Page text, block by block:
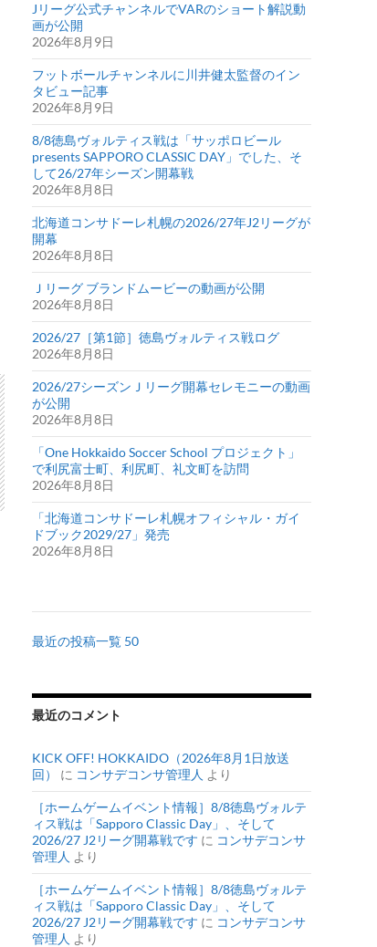
Jリーグ公式チャンネルでVARのショート解説動
画が公開
2026年8月9日
フットボールチャンネルに川井健太監督のイン
タビュー記事
2026年8月9日
8/8徳島ヴォルティス戦は「サッポロビール
presents SAPPORO CLASSIC DAY」でした、そ
して26/27年シーズン開幕戦
2026年8月8日
北海道コンサドーレ札幌の2026/27年J2リーグが
開幕
2026年8月8日
Ｊリーグ ブランドムービーの動画が公開
2026年8月8日
2026/27［第1節］徳島ヴォルティス戦ログ
2026年8月8日
2026/27シーズンＪリーグ開幕セレモニーの動画
が公開
2026年8月8日
「One Hokkaido Soccer School プロジェクト」
で利尻富士町、利尻町、礼文町を訪問
2026年8月8日
「北海道コンサドーレ札幌オフィシャル・ガイ
ドブック2029/27」発売
2026年8月8日
最近の投稿一覧 50
最近のコメント
KICK OFF! HOKKAIDO（2026年8月1日放送
回）
に コンサデコンサ管理人 より
［ホームゲームイベント情報］8/8徳島ヴォルテ
ィス戦は「Sapporo Classic Day」、そして
2026/27 J2リーグ開幕戦です に コンサデコンサ
管理人 より
［ホームゲームイベント情報］8/8徳島ヴォルテ
ィス戦は「Sapporo Classic Day」、そして
2026/27 J2リーグ開幕戦です に コンサデコンサ
管理人 より